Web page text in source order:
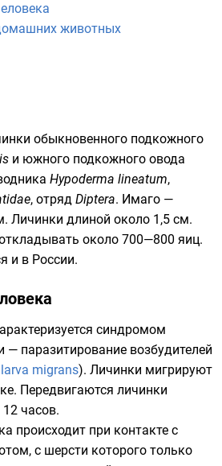
животных
обыкновенного подкожного
и южного подкожного овода
Hypoderma lineatum,
, отряд Diptera. Имаго —
Личинки длиной около 1,5 см.
около 700—800 яиц.
и в России.
синдромом
паразитирование возбудителей
larva migrans). Личинки мигрируют
Передвигаются личинки
часов.
происходит при контакте с
с шерсти которого только